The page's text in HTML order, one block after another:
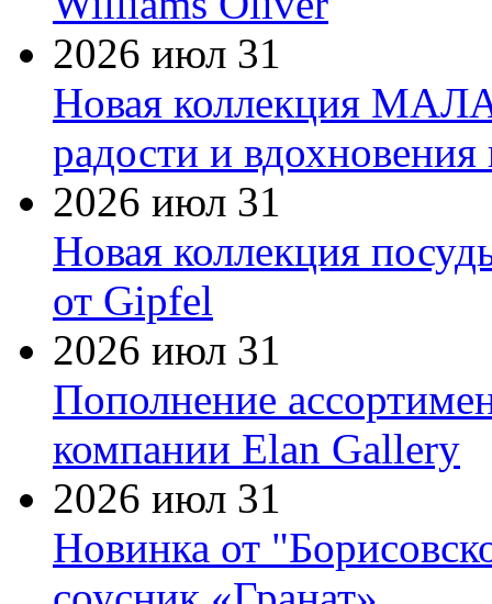
2026 июл 31
Новая коллекция
радости и
2026 июл 31
Новая коллекция
от Gipfel
2026 июл 31
Пополнение
компании Elan Gallery
2026 июл 31
Новинка от